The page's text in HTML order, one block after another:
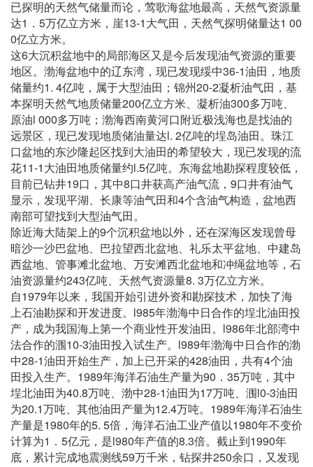
已探明的天然气储量而论，莺歌海盆地最高，天然气资源量
达1 ． 5万亿立方米，崖13-1 大气田，天然气探明储量达1 00
0亿立方米。
这6大沉积盆地中的局部海区又是今后发现油气资源的重要
地区。渤海盆地中的辽东湾，现已发现绥中36-1油田，地质
储量约1. 4亿吨，属于大型油田；锦州20-2凝析油气田，基
本探明天然气地质储量200亿立方米、凝析油300多万吨、
原油l 000多万吨；渤海西南黄河口附近极浅海也是找油的
远景区，现已发现地质储油量达l. 2亿吨的埕岛油田。珠江
口盆地的东沙隆起区找到大油田的希望较大，现已发现的流
花11-1 大油田地质储量约l.5亿吨。东海盆地勘探程度较低，
目前已钻井19口，其中8口井获高产油气流， 9口井有油气
显示，发现平湖、长康等油气田和4个含油气构造，盆地西
南部可望找到大型油气田。
除近海大陆架上的9个沉积盆地以外，还在深海区发现曾母
暗沙一沙巴盆地、巴拉望西北盆地、礼乐太平盆地、中建岛
西盆地、管事滩北盆地、万安滩西北盆地和冲绳盆地等，石
油资源量约243亿吨、天然气资源量8. 3万亿立方米。
自1979年以来，我国开始引进外资和勘探技术，加快了海
上石油勘探和开发进度。 l985年渤海中日合作的埕北油田投
产，成为我国海上第一个商业性开发油田。 l986年北部湾中
法合作的涠10-3油田投入试生产。 l989年渤海中日合作的渤
中28-1油田开始生产，加上已开采的428油田，共有4个油
田投入生产。 1989年海洋石油生产量为90 ． 35万吨，其中
埕北油田为40.8万吨、渤中28-1油田为17万吨、涠l0-3油田
为20.1万吨、其他油田产量为12.4万吨。 1989年海洋石油生
产量是1980年的5. 5倍，海洋石油工业产值以1980年不变价
计算为1 ． 5亿元，是l980年产值的8.3倍。截止到 1990年
底，累计完成地震测线59万千米，钻探井250余口，又发现